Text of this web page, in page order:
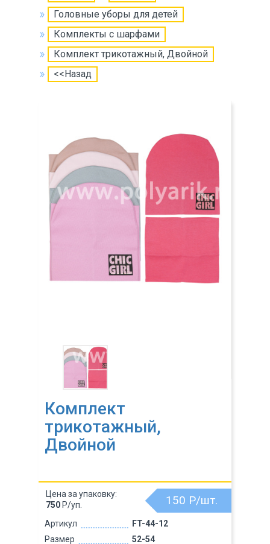
Головные уборы для детей
Комплекты с шарфами
Комплект трикотажный, Двойной
<<Назад
Комплект
трикотажный,
Двойной
Артикул
FT-44-12
Размер
52-54
150 Р/шт.
Цена за упаковку:
750 Р/уп.